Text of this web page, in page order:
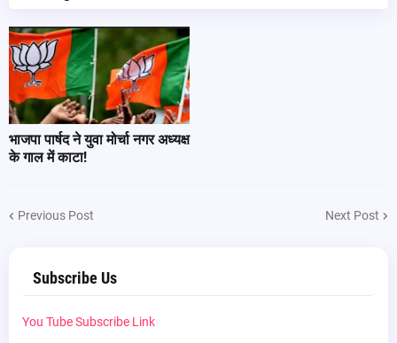
भाजपा पार्षद ने युवा मोर्चा नगर अध्यक्ष
के गाल में काटा!
Previous Post Next Post
Subscribe Us
You Tube Subscribe Link